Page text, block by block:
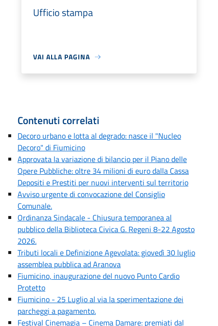
Ufficio stampa
VAI ALLA PAGINA
Contenuti correlati
Decoro urbano e lotta al degrado: nasce il "Nucleo
Decoro" di Fiumicino
Approvata la variazione di bilancio per il Piano delle
Opere Pubbliche: oltre 34 milioni di euro dalla Cassa
Depositi e Prestiti per nuovi interventi sul territorio
Avviso urgente di convocazione del Consiglio
Comunale.
Ordinanza Sindacale - Chiusura temporanea al
pubblico della Biblioteca Civica G. Regeni 8-22 Agosto
2026.
Tributi locali e Definizione Agevolata: giovedì 30 luglio
assemblea pubblica ad Aranova
Fiumicino, inaugurazione del nuovo Punto Cardio
Protetto
Fiumicino - 25 Luglio al via la sperimentazione dei
parcheggi a pagamento.
Festival Cinemagia – Cinema Damare: premiati dal